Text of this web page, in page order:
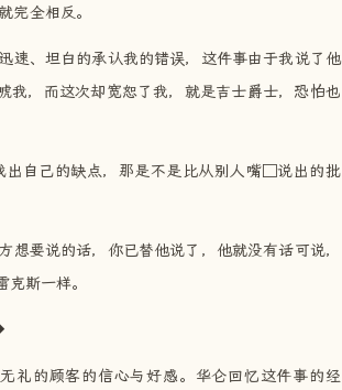
完全相反。
速、坦白的承认我的错误，这件事由于我说了他
我，而这次却宽恕了我，就是吉士爵士，恐怕也
出自己的缺点，那是不是比从别人嘴□说出的批
要说的话，你已替他说了，他就没有话可说，
斯一样。
礼的顾客的信心与好感。华仑回忆这件事的经